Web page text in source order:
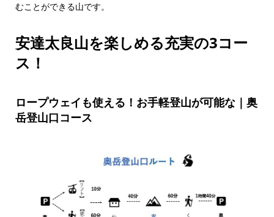
むことができる山です。
安達太良山を楽しめる充実の3コー
ス！
ロープウェイも使える！お手軽登山が可能な｜奥
岳登山口コース